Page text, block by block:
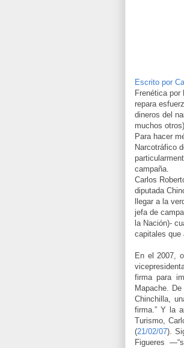
Escrito por
Frenética por
repara
dineros del
muchos
Para hacer
Narcotráfico
campaña.
Carlos
diputada
llegar a la
jefa de
la Nación)-
capitales que
En el 2007,
firma para
Mapache.
Chinchilla,
firma.” Y la
Turismo,
(21/02/07).
Figueres